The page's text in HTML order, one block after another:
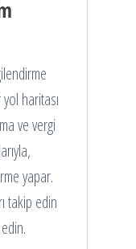
haritası
ve vergi
yapar.
takip edin